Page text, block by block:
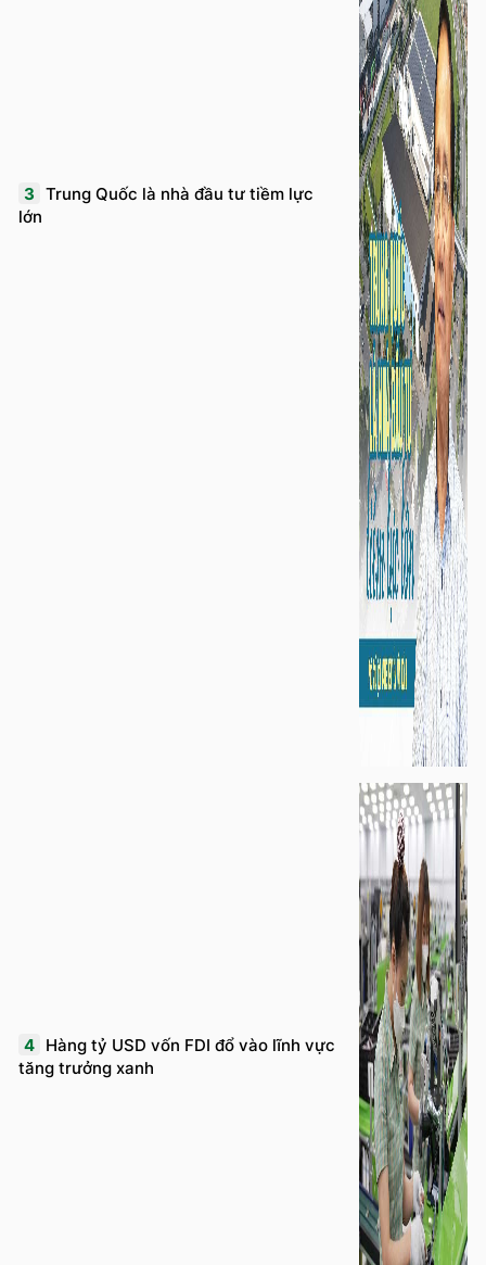
3 Trung Quốc là nhà đầu tư tiềm lực
lớn
4 Hàng tỷ USD vốn FDI đổ vào lĩnh vực
tăng trưởng xanh